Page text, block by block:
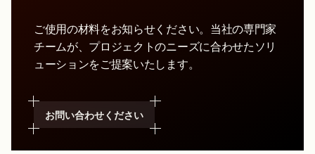
ご使用の材料をお知らせください。当社の専門家
チームが、プロジェクトのニーズに合わせたソリ
ューションをご提案いたします。
お問い合わせください